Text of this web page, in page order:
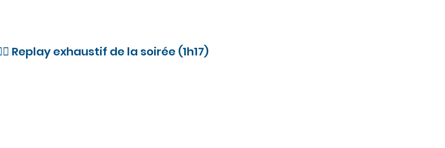
Replay exhaustif de la soirée (1h17)